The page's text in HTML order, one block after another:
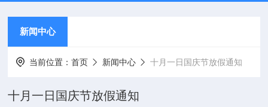
新闻中心
当前位置：首页 新闻中心 十月一日国庆节放假通知
十月一日国庆节放假通知